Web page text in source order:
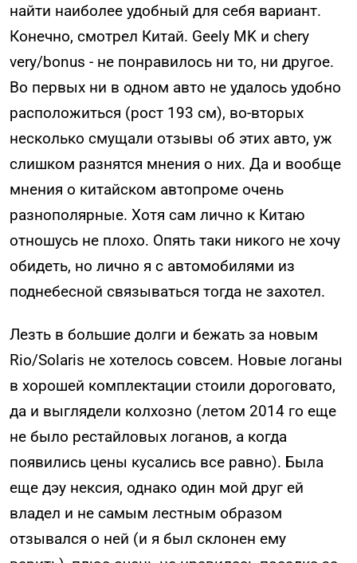
найти наиболее удобный для себя вариант.
Конечно, смотрел Китай. Geely MK и chery
very/bonus - не понравилось ни то, ни другое.
Во первых ни в одном авто не удалось удобно
расположиться (рост 193 см), во-вторых
несколько смущали отзывы об этих авто, уж
слишком разнятся мнения о них. Да и вообще
мнения о китайском автопроме очень
разнополярные. Хотя сам лично к Китаю
отношусь не плохо. Опять таки никого не хочу
обидеть, но лично я с автомобилями из
поднебесной связываться тогда не захотел.
Лезть в большие долги и бежать за новым
Rio/Solaris не хотелось совсем. Новые логаны
в хорошей комплектации стоили дороговато,
да и выглядели колхозно (летом 2014 го еще
не было рестайловых логанов, а когда
появились цены кусались все равно). Была
еще дэу нексия, однако один мой друг ей
владел и не самым лестным образом
отзывался о ней (и я был склонен ему